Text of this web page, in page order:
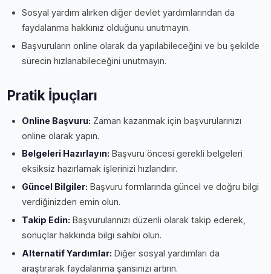
Sosyal yardım alırken diğer devlet yardımlarından da
faydalanma hakkınız olduğunu unutmayın.
Başvuruların online olarak da yapılabileceğini ve bu şekilde
sürecin hızlanabileceğini unutmayın.
Pratik İpuçları
Online Başvuru: Zaman kazanmak için başvurularınızı
online olarak yapın.
Belgeleri Hazırlayın: Başvuru öncesi gerekli belgeleri
eksiksiz hazırlamak işlerinizi hızlandırır.
Güncel Bilgiler: Başvuru formlarında güncel ve doğru bilgi
verdiğinizden emin olun.
Takip Edin: Başvurularınızı düzenli olarak takip ederek,
sonuçlar hakkında bilgi sahibi olun.
Alternatif Yardımlar: Diğer sosyal yardımları da
araştırarak faydalanma şansınızı artırın.